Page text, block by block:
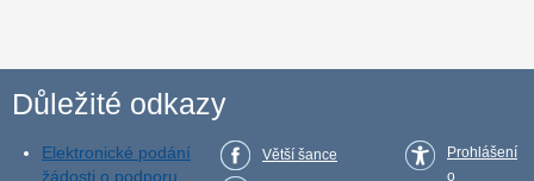
Důležité odkazy
Elektronické podání
žádosti o podporu
Větší šance
Prohlášení
o